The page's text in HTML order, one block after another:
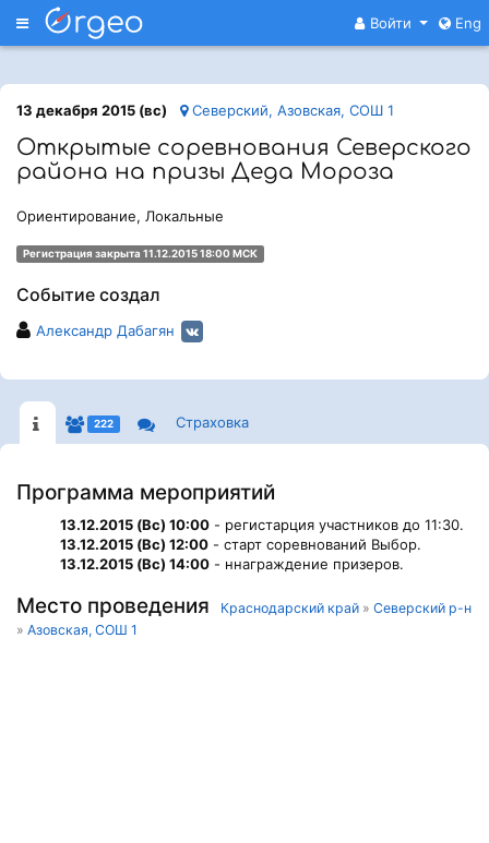
Меню Войти Eng
13 декабря 2015 (вс) Северский, Азовская, СОШ 1
Открытые соревнования Северского
района на призы Деда Мороза
Ориентирование, Локальные
Регистрация закрыта 11.12.2015 18:00 МСК
Событие создал
Александр Дабагян
222 Страховка
Программа мероприятий
13.12.2015 (Вс) 10:00 - регистарция участников до 11:30.
13.12.2015 (Вс) 12:00 - старт соревнований Выбор.
13.12.2015 (Вс) 14:00 - ннаграждение призеров.
Место проведения Краснодарский край » Северский р-н
» Азовская, СОШ 1